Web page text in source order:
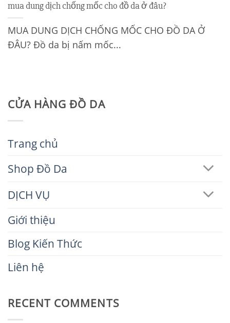
CỬA HÀNG ĐỒ DA
Trang chủ
Shop Đồ Da
DỊCH VỤ
Giới thiệu
Blog Kiến Thức
Liên hệ
RECENT COMMENTS
mua dung dịch chống mốc cho đồ da ở đâu?
MUA DUNG DỊCH CHỐNG MỐC CHO ĐỒ DA Ở
ĐÂU? Đồ da bị nấm mốc...